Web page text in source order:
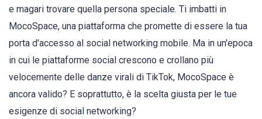
e magari trovare quella persona speciale. Ti imbatti in
MocoSpace, una piattaforma che promette di essere la tua
porta d'accesso al social networking mobile. Ma in un'epoca
in cui le piattaforme social crescono e crollano più
velocemente delle danze virali di TikTok, MocoSpace è
ancora valido? E soprattutto, è la scelta giusta per le tue
esigenze di social networking?